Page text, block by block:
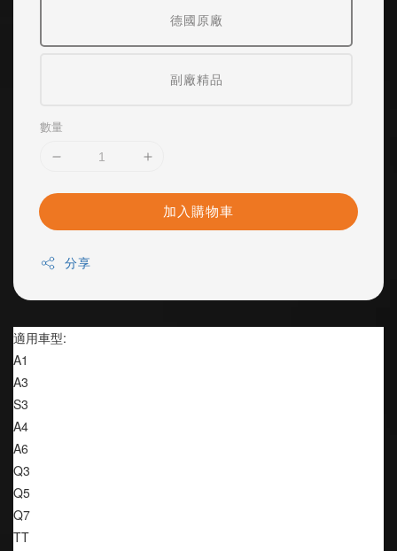
德國原廠
副廠精品
數量
加入購物車
分享
適用車型:
A1
A3
S3
A4
A6
Q3
Q5
Q7
TT